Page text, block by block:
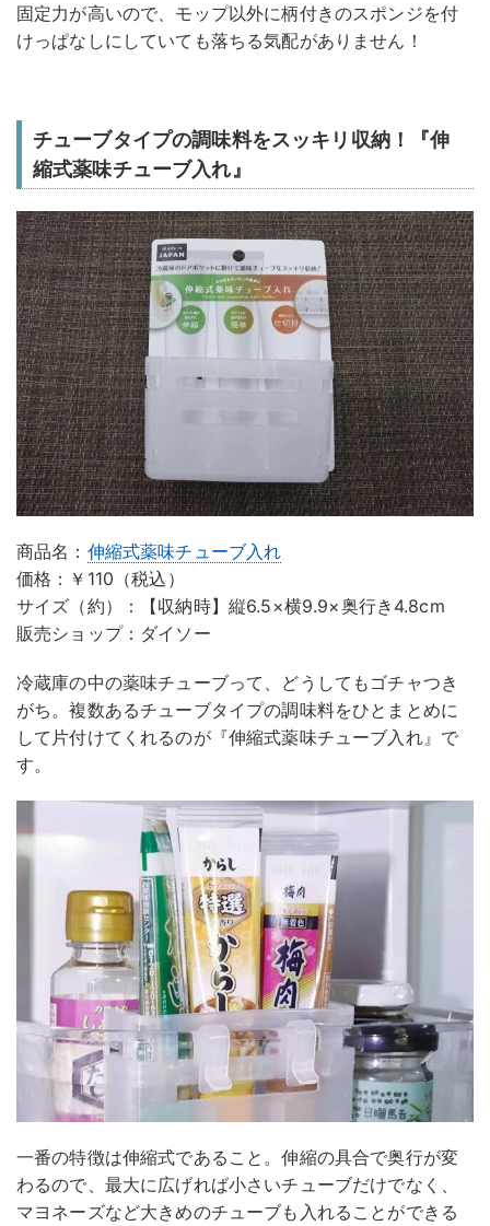
固定力が高いので、モップ以外に柄付きのスポンジを付
けっぱなしにしていても落ちる気配がありません！
チューブタイプの調味料をスッキリ収納！『伸
縮式薬味チューブ入れ』
商品名： 伸縮式薬味チューブ入れ
価格：￥110（税込）
サイズ（約）：【収納時】縦6.5×横9.9×奥行き4.8cm
販売ショップ：ダイソー
冷蔵庫の中の薬味チューブって、どうしてもゴチャつき
がち。複数あるチューブタイプの調味料をひとまとめに
して片付けてくれるのが『伸縮式薬味チューブ入れ』で
す。
一番の特徴は伸縮式であること。伸縮の具合で奥行が変
わるので、最大に広げれば小さいチューブだけでなく、
マヨネーズなど大きめのチューブも入れることができる